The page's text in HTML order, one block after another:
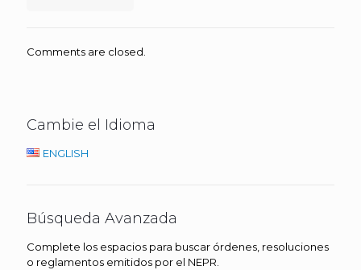
Comments are closed.
Cambie el Idioma
ENGLISH
Búsqueda Avanzada
Complete los espacios para buscar órdenes, resoluciones
o reglamentos emitidos por el NEPR.